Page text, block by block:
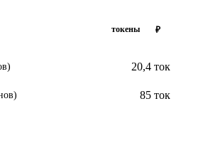
токены ₽
20,4 ток
85 ток